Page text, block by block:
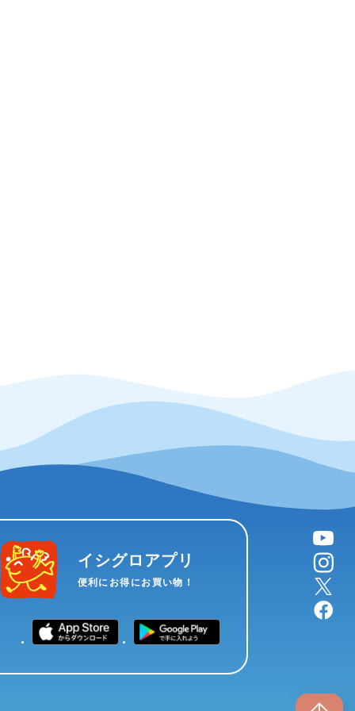
イシグロアプリ
便利にお得にお買い物！
YouTube
instagram
X
facebook